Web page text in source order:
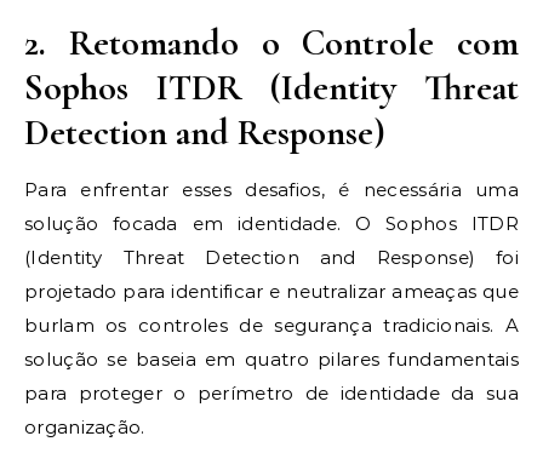
2. Retomando o Controle com
Sophos ITDR (Identity Threat
Detection and Response)
Para enfrentar esses desafios, é necessária uma
solução focada em identidade. O Sophos ITDR
(Identity Threat Detection and Response) foi
projetado para identificar e neutralizar ameaças que
burlam os controles de segurança tradicionais. A
solução se baseia em quatro pilares fundamentais
para proteger o perímetro de identidade da sua
organização.